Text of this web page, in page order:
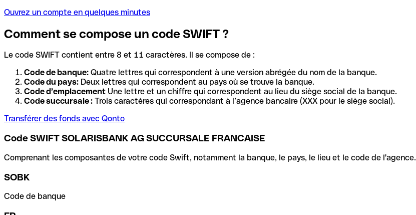
Ouvrez un compte en quelques minutes
Comment se compose un code SWIFT ?
Le code SWIFT contient entre 8 et 11 caractères. Il se compose de :
Code de banque: Quatre lettres qui correspondent à une version abrégée du nom de la banque.
Code du pays: Deux lettres qui correspondent au pays où se trouve la banque.
Code d’emplacement Une lettre et un chiffre qui correspondent au lieu du siège social de la banque.
Code succursale : Trois caractères qui correspondant à l’agence bancaire (XXX pour le siège social).
Transférer des fonds avec Qonto
Code SWIFT SOLARISBANK AG SUCCURSALE FRANCAISE
Comprenant les composantes de votre code Swift, notamment la banque, le pays, le lieu et le code de l'agence.
SOBK
Code de banque